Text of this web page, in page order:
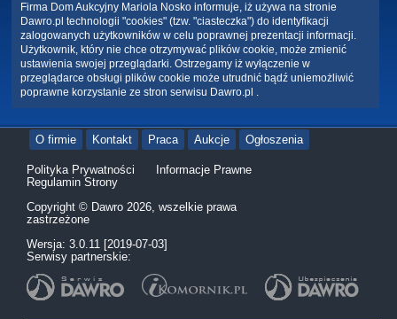
Firma Dom Aukcyjny Mariola Nosko informuje, iż używa na stronie
Dawro.pl technologii "cookies" (tzw. "ciasteczka") do identyfikacji
zalogowanych użytkowników w celu poprawnej prezentacji informacji.
Użytkownik, który nie chce otrzymywać plików cookie, może zmienić
ustawienia swojej przeglądarki. Ostrzegamy iż wyłączenie w
przeglądarce obsługi plików cookie może utrudnić bądź uniemożliwić
poprawne korzystanie ze stron serwisu Dawro.pl .
O firmie Kontakt Praca Aukcje Ogłoszenia
Polityka Prywatności
Informacje Prawne
Regulamin Strony
Copyright © Dawro 2026, wszelkie prawa
zastrzeżone
Wersja: 3.0.11 [2019-07-03]
Serwisy partnerskie: